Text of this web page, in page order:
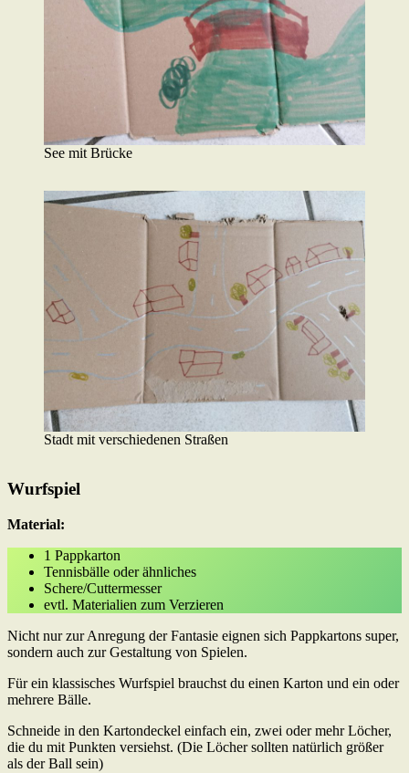
See mit Brücke
Stadt mit verschiedenen Straßen
Wurfspiel
Material:
1 Pappkarton
Tennisbälle oder ähnliches
Schere/Cuttermesser
evtl. Materialien zum Verzieren
Nicht nur zur Anregung der Fantasie eignen sich Pappkartons super,
sondern auch zur Gestaltung von Spielen.
Für ein klassisches Wurfspiel brauchst du einen Karton und ein oder
mehrere Bälle.
Schneide in den Kartondeckel einfach ein, zwei oder mehr Löcher,
die du mit Punkten versiehst. (Die Löcher sollten natürlich größer
als der Ball sein)